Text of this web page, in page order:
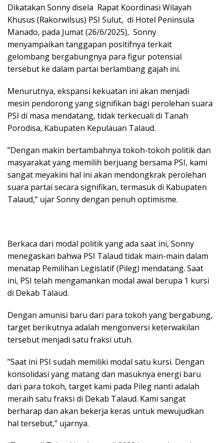
Dikatakan Sonny disela Rapat Koordinasi Wilayah
Khusus (Rakorwilsus) PSI Sulut, di Hotel Peninsula
Manado, pada Jumat (26/6/2025), Sonny
menyampaikan tanggapan positifnya terkait
gelombang bergabungnya para figur potensial
tersebut ke dalam partai berlambang gajah ini.
​Menurutnya, ekspansi kekuatan ini akan menjadi
mesin pendorong yang signifikan bagi perolehan suara
PSI di masa mendatang, tidak terkecuali di Tanah
Porodisa, Kabupaten Kepulauan Talaud.
​”Dengan makin bertambahnya tokoh-tokoh politik dan
masyarakat yang memilih berjuang bersama PSI, kami
sangat meyakini hal ini akan mendongkrak perolehan
suara partai secara signifikan, termasuk di Kabupaten
Talaud,” ujar Sonny dengan penuh optimisme.
​Berkaca dari modal politik yang ada saat ini, Sonny
menegaskan bahwa PSI Talaud tidak main-main dalam
menatap Pemilihan Legislatif (Pileg) mendatang. Saat
ini, PSI telah mengamankan modal awal berupa 1 kursi
di Dekab Talaud.
​Dengan amunisi baru dari para tokoh yang bergabung,
target berikutnya adalah mengonversi keterwakilan
tersebut menjadi satu fraksi utuh.
​”Saat ini PSI sudah memiliki modal satu kursi. Dengan
konsolidasi yang matang dan masuknya energi baru
dari para tokoh, target kami pada Pileg nanti adalah
meraih satu fraksi di Dekab Talaud. Kami sangat
berharap dan akan bekerja keras untuk mewujudkan
hal tersebut,” ujarnya.